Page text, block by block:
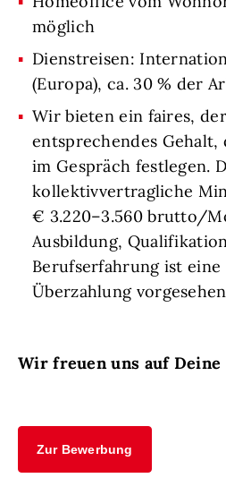
möglich
Dienstreisen:
(Europa), ca. 30 % der
Wir bieten ein faires,
entsprechendes Gehalt,
im Gespräch festlegen.
kollektivvertragliche
€ 3.220–3.560 brutto/
Ausbildung,
Berufserfahrung ist
Überzahlung
Wir freuen uns auf Deine
Zur Bewerbung